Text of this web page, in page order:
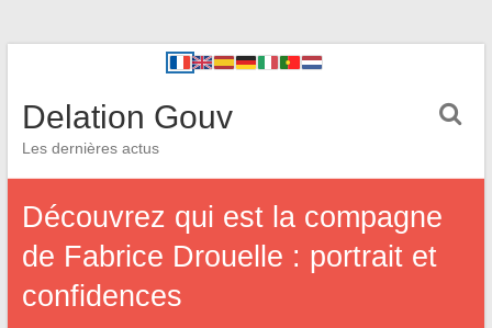
Delation Gouv
Les dernières actus
Découvrez qui est la compagne
de Fabrice Drouelle : portrait et
confidences